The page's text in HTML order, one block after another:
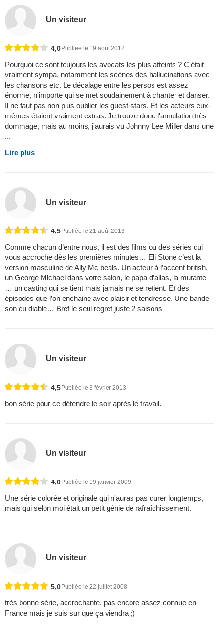
Un visiteur
4,0 Publiée le 19 août 2012
Pourquoi ce sont toujours les avocats les plus atteints ? C'était
vraiment sympa, notamment les scènes des hallucinations avec
les chansons etc. Le décalage entre les persos est assez
énorme, n'importe qui se met soudainement à chanter et danser.
Il ne faut pas non plus oublier les guest-stars. Et les acteurs eux-
mêmes étaient vraiment extras. Je trouve donc l'annulation très
dommage, mais au moins, j'aurais vu Johnny Lee Miller dans une
...
Lire plus
Un visiteur
4,5 Publiée le 21 août 2013
Comme chacun d’entre nous, il est des films ou des séries qui
vous accroche dès les premières minutes… Eli Stone c’est la
version masculine de Ally Mc beals. Un acteur à l’accent british,
un George Michael dans votre salon, le papa d’alias, la mutante
… un casting qui se tient mais jamais ne se retient. Et des
épisodes que l’on enchaine avec plaisir et tendresse. Une bande
son du diable… Bref le seul regret juste 2 saisons
Un visiteur
4,5Publiée le 3 février 2013
bon série pour ce détendre le soir aprés le travail.
Un visiteur
4,0Publiée le 19 janvier 2009
Une série colorée et originale qui n'auras pas durer longtemps,
mais qui selon moi était un petit génie de rafraîchissement.
Un visiteur
5,0 Publiée le 22 juillet 2008
très bonne série, accrochante, pas encore assez connue en
France mais je suis sur que ça viendra ;)